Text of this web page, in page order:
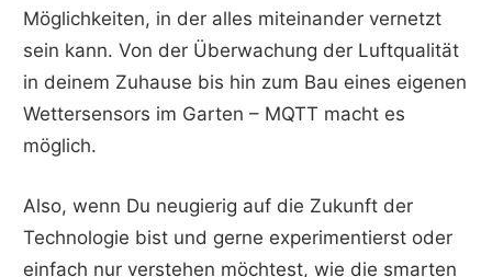
Möglichkeiten, in der alles miteinander vernetzt
sein kann. Von der Überwachung der Luftqualität
in deinem Zuhause bis hin zum Bau eines eigenen
Wettersensors im Garten – MQTT macht es
möglich.
Also, wenn Du neugierig auf die Zukunft der
Technologie bist und gerne experimentierst oder
einfach nur verstehen möchtest, wie die smarten